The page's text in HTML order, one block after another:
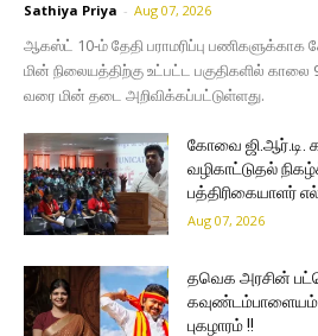
Sathiya Priya - Aug 07, 2026
ஆகஸ்ட் 10-ம் தேதி பராமரிப்பு
மின் நிலையத்திற்கு உட்பட்ட பகுதிகளில்
வரை மின் தடை அறிவிக்கப்பட்டுள்ளது.
கோவை ஜி.ஆர்.டி.
வழிகாட்டுதல்
பத்திரிகையாளர்
Aug 07, 2026
தவெக அரசின்
புகழாரம் !!